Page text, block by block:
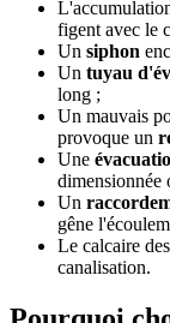
figent avec le
Un siphon
Un tuyau
long ;
Un mauvais
provoque un
Une
dimensionnée
Un
gêne
Le calcaire
canalisation.